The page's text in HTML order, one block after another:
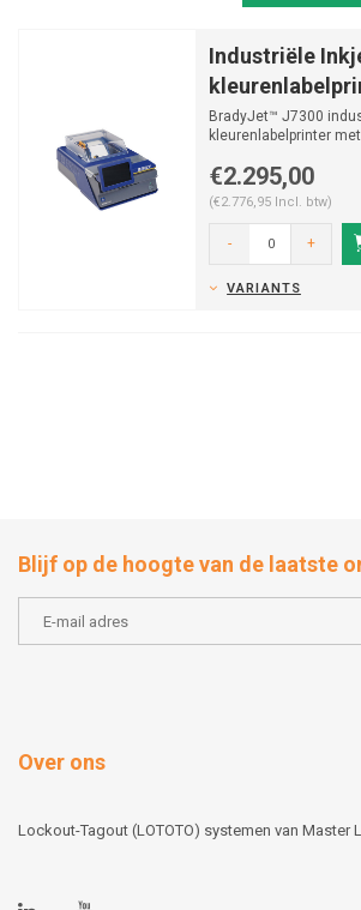
Industriële
BradyJet™ J7300
kleurenlabelprinter
€2.295,00
(€2.776,95 Incl. btw)
- +
VARIANTS
Blijf op de hoogte van de laatste
Over ons
Lockout-Tagout (LOTOTO) systemen van Master